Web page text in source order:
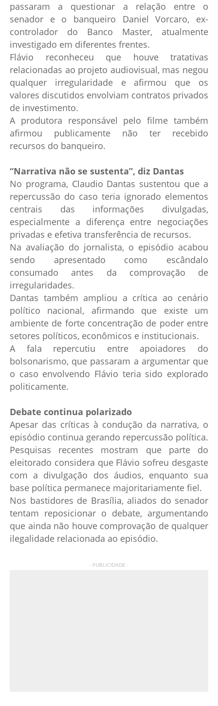
passaram a questionar a relação entre o
senador e o banqueiro Daniel Vorcaro, ex-
controlador do Banco Master, atualmente
investigado em diferentes frentes.
Flávio reconheceu que houve tratativas
relacionadas ao projeto audiovisual, mas negou
qualquer irregularidade e afirmou que os
valores discutidos envolviam contratos privados
de investimento.
A produtora responsável pelo filme também
afirmou publicamente não ter recebido
recursos do banqueiro.
“Narrativa não se sustenta”, diz Dantas
No programa, Claudio Dantas sustentou que a
repercussão do caso teria ignorado elementos
centrais das informações divulgadas,
especialmente a diferença entre negociações
privadas e efetiva transferência de recursos.
Na avaliação do jornalista, o episódio acabou
sendo apresentado como escândalo
consumado antes da comprovação de
irregularidades.
Dantas também ampliou a crítica ao cenário
político nacional, afirmando que existe um
ambiente de forte concentração de poder entre
setores políticos, econômicos e institucionais.
A fala repercutiu entre apoiadores do
bolsonarismo, que passaram a argumentar que
o caso envolvendo Flávio teria sido explorado
politicamente.
Debate continua polarizado
Apesar das críticas à condução da narrativa, o
episódio continua gerando repercussão política.
Pesquisas recentes mostram que parte do
eleitorado considera que Flávio sofreu desgaste
com a divulgação dos áudios, enquanto sua
base política permanece majoritariamente fiel.
Nos bastidores de Brasília, aliados do senador
tentam reposicionar o debate, argumentando
que ainda não houve comprovação de qualquer
ilegalidade relacionada ao episódio.
- PUBLICIDADE -